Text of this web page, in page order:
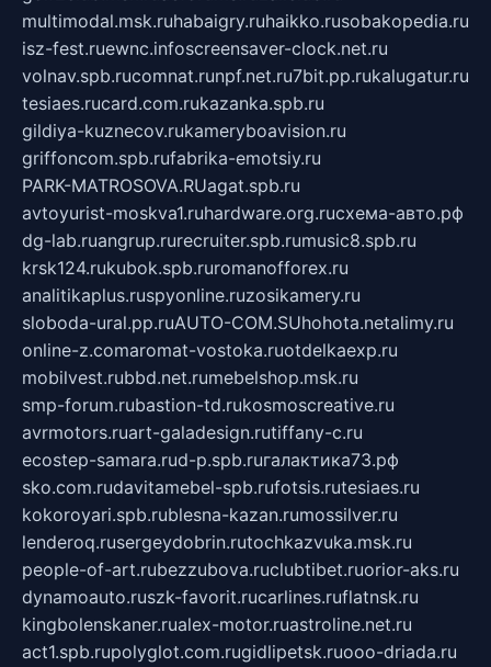
multimodal.msk.ruhabaigry.ruhaikko.rusobakopedia.ru
isz-fest.ruewnc.infoscreensaver-clock.net.ru
volnav.spb.rucomnat.runpf.net.ru7bit.pp.rukalugatur.ru
tesiaes.rucard.com.rukazanka.spb.ru
gildiya-kuznecov.rukameryboavision.ru
griffoncom.spb.rufabrika-emotsiy.ru
PARK-MATROSOVA.RUagat.spb.ru
avtoyurist-moskva1.ruhardware.org.ruсхема-авто.рф
dg-lab.ruangrup.rurecruiter.spb.rumusic8.spb.ru
krsk124.rukubok.spb.ruromanofforex.ru
analitikaplus.ruspyonline.ruzosikamery.ru
sloboda-ural.pp.ruAUTO-COM.SUhohota.netalimy.ru
online-z.comaromat-vostoka.ruotdelkaexp.ru
mobilvest.rubbd.net.rumebelshop.msk.ru
smp-forum.rubastion-td.rukosmoscreative.ru
avrmotors.ruart-galadesign.rutiffany-c.ru
ecostep-samara.rud-p.spb.ruгалактика73.рф
sko.com.rudavitamebel-spb.rufotsis.rutesiaes.ru
kokoroyari.spb.rublesna-kazan.rumossilver.ru
lenderoq.rusergeydobrin.rutochkazvuka.msk.ru
people-of-art.rubezzubova.ruclubtibet.ruorior-aks.ru
dynamoauto.ruszk-favorit.rucarlines.ruflatnsk.ru
kingbolenskaner.rualex-motor.ruastroline.net.ru
act1.spb.rupolyglot.com.rugidlipetsk.ruooo-driada.ru